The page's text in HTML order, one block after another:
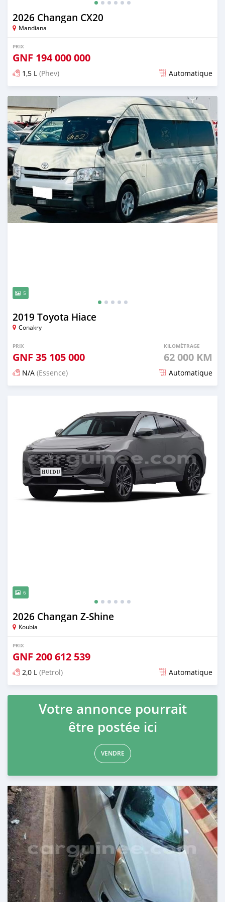
2026 Changan CX20
Mandiana
PRIX
GNF 194 000 000
1,5 L (Phev) Automatique
Publié il y a 17 jours
5
2019 Toyota Hiace
Conakry
PRIX
GNF 35 105 000
KILOMÉTRAGE
62 000 KM
N/A (Essence) Automatique
6
2026 Changan Z-Shine
Koubia
PRIX
GNF 200 612 539
2,0 L (Petrol) Automatique
Publié il y a 22 jours
Votre annonce pourrait
être postée ici
VENDRE